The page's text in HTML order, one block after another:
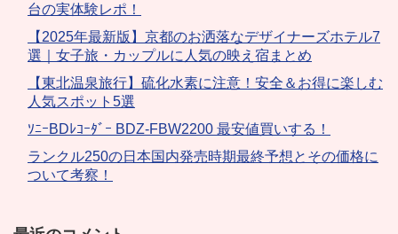
台の実体験レポ！
【2025年最新版】京都のお洒落なデザイナーズホテル7
選｜女子旅・カップルに人気の映え宿まとめ
【東北温泉旅行】硫化水素に注意！安全＆お得に楽しむ
人気スポット5選
ｿﾆｰBDﾚｺｰﾀﾞｰ BDZ-FBW2200 最安値買いする！
ランクル250の日本国内発売時期最終予想とその価格に
ついて考察！